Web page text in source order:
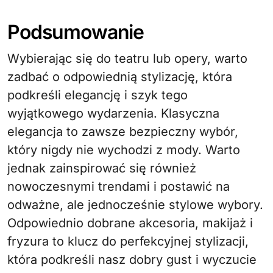
Podsumowanie
Wybierając się do teatru lub opery, warto
zadbać o odpowiednią stylizację, która
podkreśli elegancję i szyk tego
wyjątkowego wydarzenia. Klasyczna
elegancja to zawsze bezpieczny wybór,
który nigdy nie wychodzi z mody. Warto
jednak zainspirować się również
nowoczesnymi trendami i postawić na
odważne, ale jednocześnie stylowe wybory.
Odpowiednio dobrane akcesoria, makijaż i
fryzura to klucz do perfekcyjnej stylizacji,
która podkreśli nasz dobry gust i wyczucie